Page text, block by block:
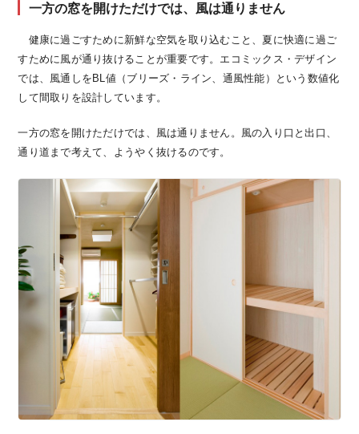
一方の窓を開けただけでは、風は通りません
健康に過ごすために新鮮な空気を取り込むこと、夏に快適に過ご
すために風が通り抜けることが重要です。エコミックス・デザイン
では、風通しをBL値（ブリーズ・ライン、通風性能）という数値化
して間取りを設計しています。
一方の窓を開けただけでは、風は通りません。風の入り口と出口、
通り道まで考えて、ようやく抜けるのです。